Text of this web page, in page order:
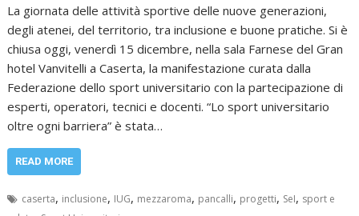
La giornata delle attività sportive delle nuove generazioni,
degli atenei, del territorio, tra inclusione e buone pratiche. Si è
chiusa oggi, venerdì 15 dicembre, nella sala Farnese del Gran
hotel Vanvitelli a Caserta, la manifestazione curata dalla
Federazione dello sport universitario con la partecipazione di
esperti, operatori, tecnici e docenti. “Lo sport universitario
oltre ogni barriera” è stata…
READ MORE
caserta, inclusione, IUG, mezzaroma, pancalli, progetti, SeI, sport e